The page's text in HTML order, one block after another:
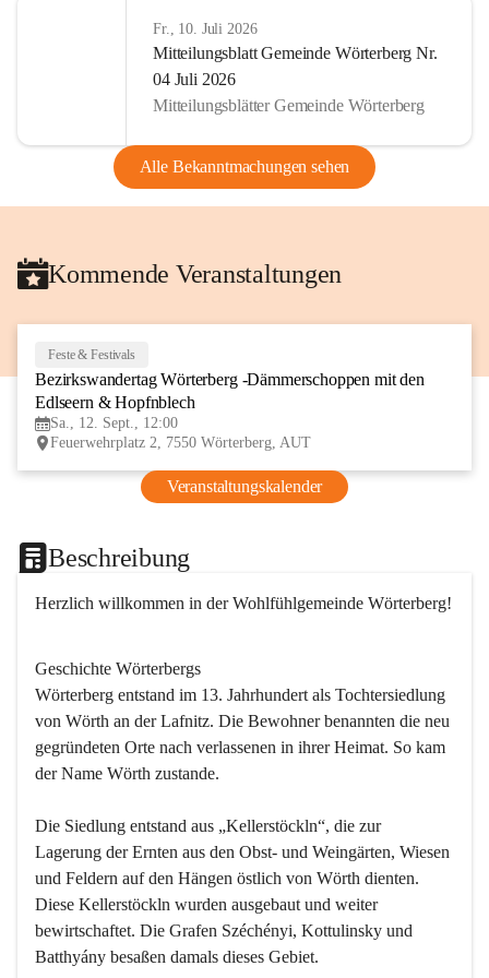
Fr., 10. Juli 2026
Mitteilungsblatt Gemeinde Wörterberg Nr.
04 Juli 2026
Mitteilungsblätter Gemeinde Wörterberg
Alle Bekanntmachungen sehen
Kommende Veranstaltungen
Feste & Festivals
Bezirkswandertag Wörterberg -Dämmerschoppen mit den
Edlseern & Hopfnblech
Sa., 12. Sept., 12:00
Feuerwehrplatz 2, 7550 Wörterberg, AUT
Veranstaltungskalender
Beschreibung
Herzlich willkommen in der Wohlfühlgemeinde Wörterberg!
Geschichte Wörterbergs
Wörterberg entstand im 13. Jahrhundert als Tochtersiedlung
von Wörth an der Lafnitz. Die Bewohner benannten die neu
gegründeten Orte nach verlassenen in ihrer Heimat. So kam
der Name Wörth zustande.
Die Siedlung entstand aus „Kellerstöckln“, die zur
Lagerung der Ernten aus den Obst- und Weingärten, Wiesen
und Feldern auf den Hängen östlich von Wörth dienten.
Diese Kellerstöckln wurden ausgebaut und weiter
bewirtschaftet. Die Grafen Széchényi, Kottulinsky und
Batthyány besaßen damals dieses Gebiet.